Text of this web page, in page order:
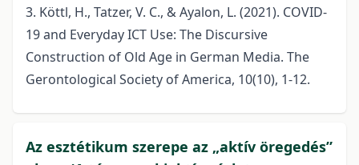
3. Köttl, H., Tatzer, V. C., & Ayalon, L. (2021). COVID-
19 and Everyday ICT Use: The Discursive
Construction of Old Age in German Media. The
Gerontological Society of America, 10(10), 1-12.
Az esztétikum szerepe az „aktív öregedés”